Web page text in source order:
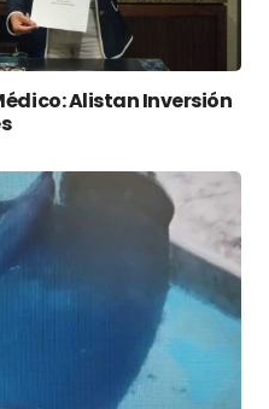
Alistan Inversión